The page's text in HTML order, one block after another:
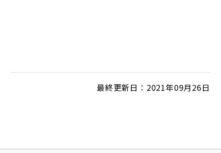
最終更新日：2021年09月26日